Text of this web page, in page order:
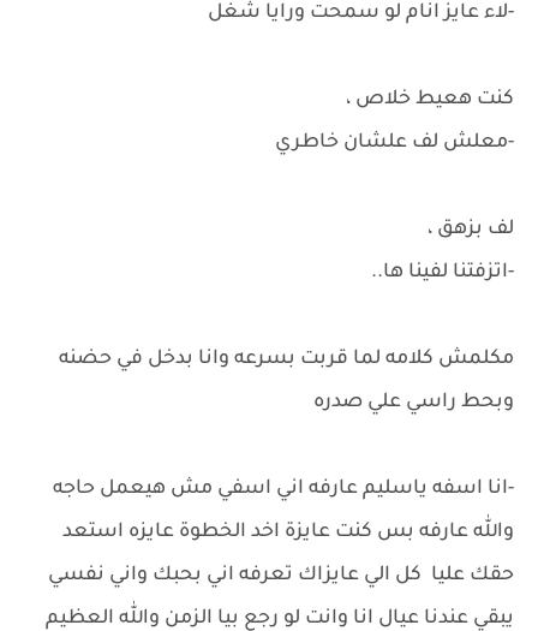
-لاء عايز انام لو سمحت ورايا شغل
كنت هعيط خلاص ،
-معلش لف علشان خاطري
لف بزهق ،
-اتزفتنا لفينا ها..
مكلمش كلامه لما قربت بسرعه وانا بدخل في حضنه
وبحط راسي علي صدره
-انا اسفه ياسليم عارفه اني اسفي مش هيعمل حاجه
والله عارفه بس كنت عايزة اخد الخطوة عايزه استعد
حقك عليا كل الي عايزاك تعرفه اني بحبك واني نفسي
يبقي عندنا عيال انا وانت لو رجع بيا الزمن والله العظيم